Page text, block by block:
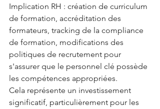
Implication RH : création de curriculum
de formation, accréditation des
formateurs, tracking de la compliance
de formation, modifications des
politiques de recrutement pour
s'assurer que le personnel clé possède
les compétences appropriées.
Cela représente un investissement
significatif, particulièrement pour les